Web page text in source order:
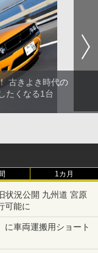
古きよき時代の
たくなる1台
1カ月
状況公開 九州道 宮原
可能に
に車両運搬用ショート